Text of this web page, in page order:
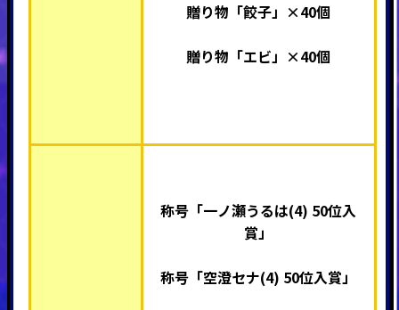
贈り物「餃子」×40個
贈り物「エビ」×40個
称号「一ノ瀬うるは(4) 50位入
賞」
称号「空澄セナ(4) 50位入賞」